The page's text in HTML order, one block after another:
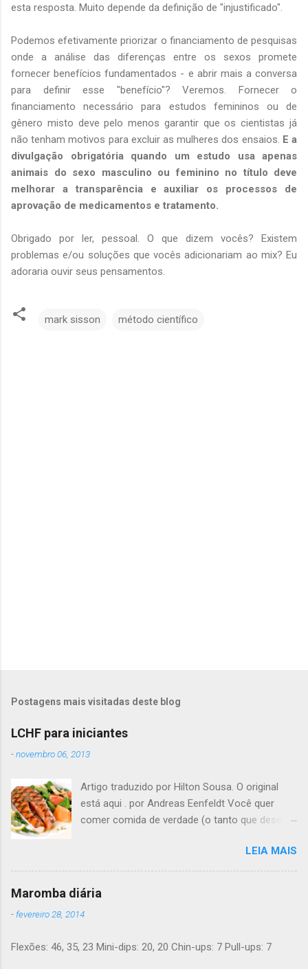
esta resposta. Muito depende da definição de "injustificado".
Podemos efetivamente priorizar o financiamento de pesquisas
onde a análise das diferenças entre os sexos promete
fornecer benefícios fundamentados - e abrir mais a conversa
para definir esse "benefício"? Veremos. Fornecer o
financiamento necessário para estudos femininos ou de
gênero misto deve pelo menos garantir que os cientistas já
não tenham motivos para excluir as mulheres dos ensaios. E a
divulgação obrigatória quando um estudo usa apenas
animais do sexo masculino ou feminino no título deve
melhorar a transparência e auxiliar os processos de
aprovação de medicamentos e tratamento.
Obrigado por ler, pessoal. O que dizem vocês? Existem
problemas e/ou soluções que vocês adicionariam ao mix? Eu
adoraria ouvir seus pensamentos.
mark sisson método científico
Postagens mais visitadas deste blog
LCHF para iniciantes
-novembro 06, 2013
Artigo traduzido por Hilton Sousa. O original
está aqui . por Andreas Eenfeldt Você quer
comer comida de verdade (o tanto que desejar)
"bom demais para ser verdade", mas LCHF (low
carb, high fat - pouco carboidrato, muita
gordura) é um método que tem sido usado há
suporte com provas de que funciona. Não é
nem "substituições de refeições" bizarras, nem
LEIA MAIS
Maromba diária
- fevereiro 28, 2014
Flexões: 46, 35, 23 Mini-dips: 20, 20 Chin-ups: 7 Pull-ups: 7